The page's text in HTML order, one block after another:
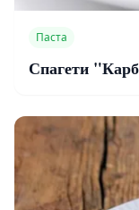
Паста
Спагети